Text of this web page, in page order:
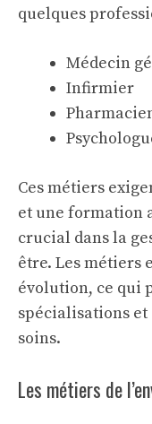
quelques
Médecin
Infirmier
Ces métiers
et une formation
crucial dans la
être. Lesmétiers
évolution, ce qui
spécialisations et
soins.
Les métiers de